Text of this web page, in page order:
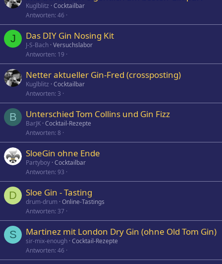
Kuglblitz Cocktailbar
Antworten 46
J Das DIY Gin Nosing Kit
J-S-Bach Versuchslabor
Antworten 19
Netter aktueller Gin-Fred (crossposting)
Kuglblitz Cocktailbar
Antworten 3
B Unterschied Tom Collins und Gin Fizz
BarJK Cocktail-Rezepte
Antworten 8
SloeGin ohne Ende
Partyboy Cocktailbar
Antworten 93
D Sloe Gin - Tasting
drum-drum Online-Tastings
Antworten 37
S Martinez mit London Dry Gin (ohne Old Tom Gin)
sir-mix-enough Cocktail-Rezepte
Antworten 46